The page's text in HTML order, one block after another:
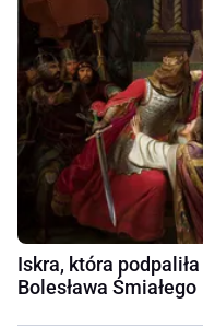
Iskra, która
Bolesława Śmiałego